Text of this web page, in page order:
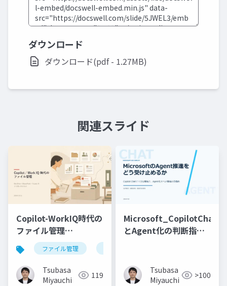
ダウンロード
ダウンロード(pdf - 1.27MB)
関連スライド
Copilot-WorkIQ時代の
ファイル管理
_v2_20260701
ファイル管理
Tsubasa
Miyauchi
119
Microsoft_CopilotChat
とAgent化の判断指針
Tsubasa
Miyauchi
>100